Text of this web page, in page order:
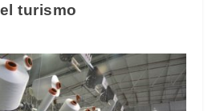
turismo